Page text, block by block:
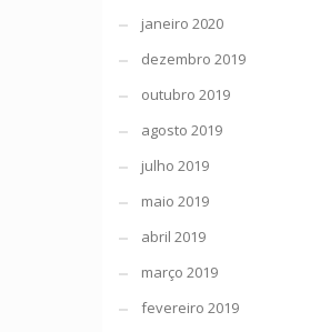
janeiro 2020
dezembro 2019
outubro 2019
agosto 2019
julho 2019
maio 2019
abril 2019
março 2019
fevereiro 2019